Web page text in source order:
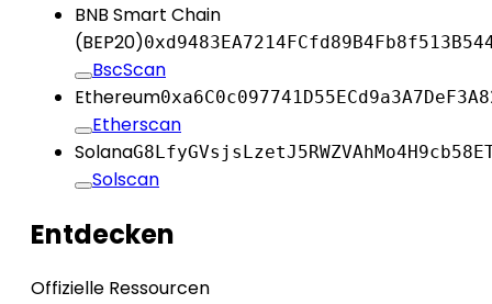
BNB Smart Chain
(BEP20)
BscScan
Ethereum
Etherscan
Solana
Solscan
Entdecken
Offizielle Ressourcen